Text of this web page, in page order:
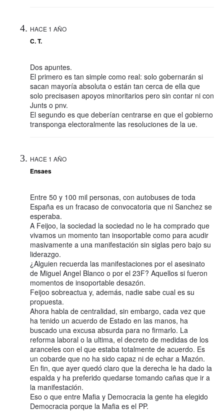
HACE 1 AÑO
C. T.
Dos apuntes.
El primero es tan simple como real: solo gobernarán si
sacan mayoría absoluta o están tan cerca de ella que
solo precisasen apoyos minoritarios pero sin contar ni con
Junts o pnv.
El segundo es que deberían centrarse en que el gobierno
transponga electoralmente las resoluciones de la ue.
HACE 1 AÑO
Ensaes
Entre 50 y 100 mil personas, con autobuses de toda
España es un fracaso de convocatoria que ni Sanchez se
esperaba.
A Feijoo, la sociedad la sociedad no le ha comprado que
vivamos un momento tan insoportable como para acudir
masivamente a una manifestación sin siglas pero bajo su
liderazgo.
¿Alguien recuerda las manifestaciones por el asesinato
de Miguel Angel Blanco o por el 23F? Aquellos si fueron
momentos de insoportable desazón.
Feijoo sobreactua y, además, nadie sabe cual es su
propuesta.
Ahora habla de centralidad, sin embargo, cada vez que
ha tenido un acuerdo de Estado en las manos, ha
buscado una excusa absurda para no firmarlo. La
reforma laboral o la ultima, el decreto de medidas de los
aranceles con el que estaba totalmente de acuerdo. Es
un cobarde que no ha sido capaz ni de echar a Mazón.
En fin, que ayer quedó claro que la derecha le ha dado la
espalda y ha preferido quedarse tomando cañas que ir a
la manifestación.
Eso o que entre Mafia y Democracia la gente ha elegido
Democracia porque la Mafia es el PP.